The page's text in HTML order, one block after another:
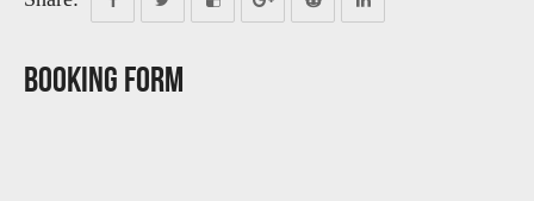
Booking Form